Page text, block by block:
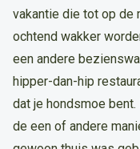
vakantie die tot op de
ochtend wakker
een andere
hipper-dan-hip
dat je hondsmoe
de een of andere